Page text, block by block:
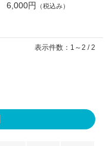
6,000円
（税込み）
表示件数：1～2 / 2